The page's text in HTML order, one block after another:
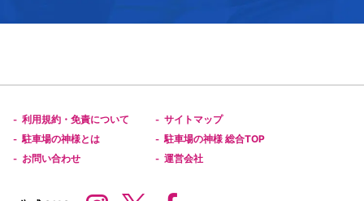
- 利用規約・免責について - サイトマップ
- 駐車場の神様とは - 駐車場の神様 総合TOP
- お問い合わせ - 運営会社